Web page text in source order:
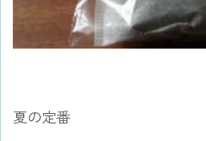
夏の定番